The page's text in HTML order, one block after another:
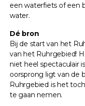
een waterfiets of een
water.
Dé bron
Bij de start van het
van het Ruhrgebied!
niet heel spectaculair
oorsprong ligt van de
Ruhrgebied is het
te gaan nemen.